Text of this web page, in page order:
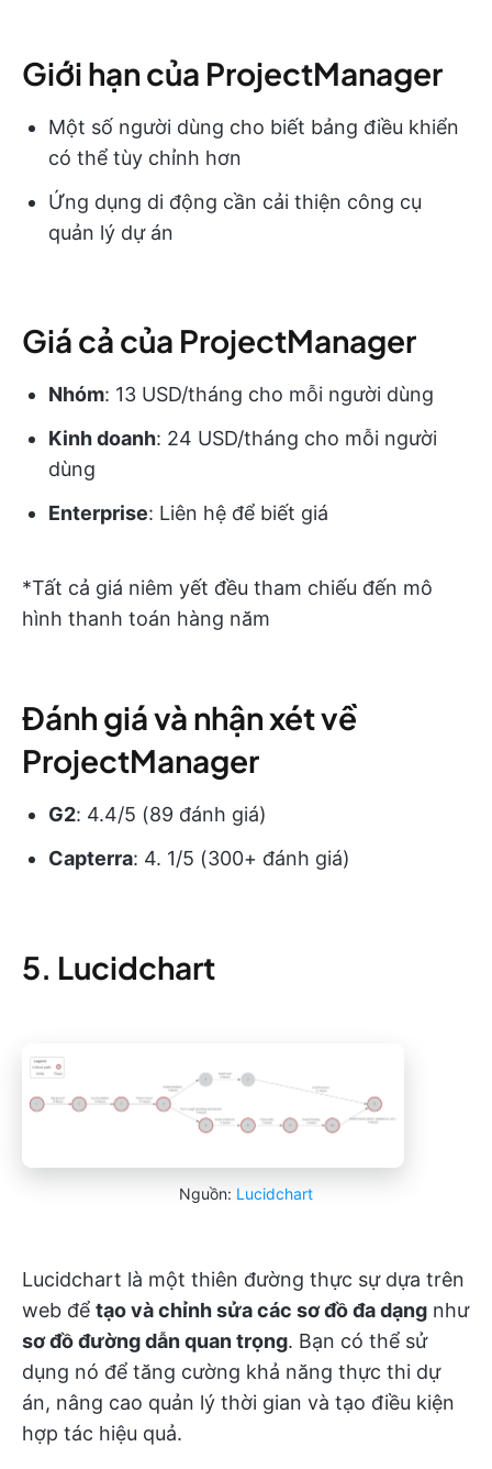
Giới hạn của ProjectManager
Một số người dùng cho biết bảng điều khiển
có thể tùy chỉnh hơn
Ứng dụng di động cần cải thiện công cụ
quản lý dự án
Giá cả của ProjectManager
Nhóm: 13 USD/tháng cho mỗi người dùng
Kinh doanh: 24 USD/tháng cho mỗi người
dùng
Enterprise: Liên hệ để biết giá
*Tất cả giá niêm yết đều tham chiếu đến mô
hình thanh toán hàng năm
Đánh giá và nhận xét về
ProjectManager
G2: 4.4/5 (89 đánh giá)
Capterra: 4. 1/5 (300+ đánh giá)
5. Lucidchart
Nguồn: Lucidchart
Lucidchart là một thiên đường thực sự dựa trên
web để tạo và chỉnh sửa các sơ đồ đa dạng như
sơ đồ đường dẫn quan trọng. Bạn có thể sử
dụng nó để tăng cường khả năng thực thi dự
án, nâng cao quản lý thời gian và tạo điều kiện
hợp tác hiệu quả.